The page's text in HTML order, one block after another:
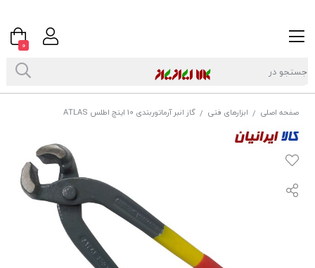
صفحه اصلی / ابزارهای فنی / گاز انبر آرماتوربندی 10 اینچ اطلس ATLAS
0